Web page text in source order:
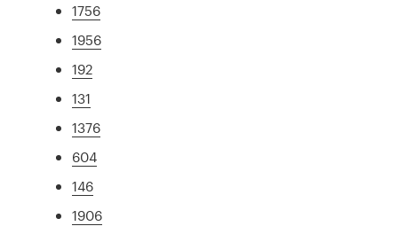
1756
1956
192
131
1376
604
146
1906